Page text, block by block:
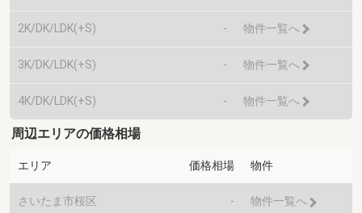
2K/DK/LDK(+S) - 物件一覧へ
3K/DK/LDK(+S) - 物件一覧へ
4K/DK/LDK(+S) - 物件一覧へ
周辺エリアの価格相場
エリア 価格相場 物件
さいたま市桜区 - 物件一覧へ